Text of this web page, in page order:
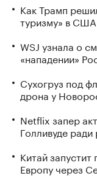
Как Трамп
туризму» в США
WSJ узнала о
«нападении»
Сухогруз под
дрона у
Netflix запер
Голливуде
Китай
Европу через